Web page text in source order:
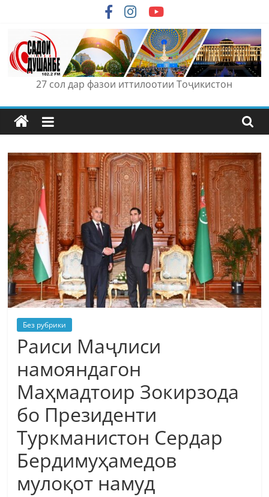
content
27 сол дар фазои иттилоотии Тоҷикистон
Без рубрики
Раиси Маҷлиси
намояндагон
Маҳмадтоир Зокирзода
бо Президенти
Туркманистон Сердар
Бердимуҳамедов
мулоқот намуд